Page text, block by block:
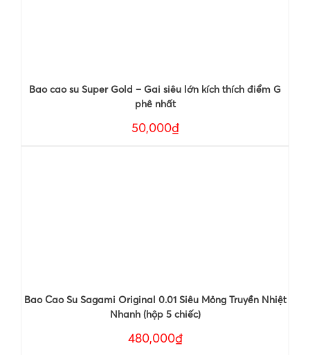
Bao cao su Super Gold – Gai siêu lớn kích thích điểm G
phê nhất
50,000₫
Bao Cao Su Sagami Original 0.01 Siêu Mỏng Truyền Nhiệt
Nhanh (hộp 5 chiếc)
480,000₫